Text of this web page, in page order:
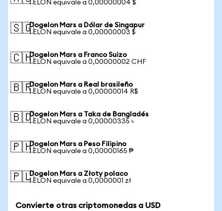
1 ELON equivale a 0,00000004 $
🇸🇬Dogelon Mars a Dólar de Singapur
1 ELON equivale a 0,00000003 $
🇨🇭Dogelon Mars a Franco Suizo
1 ELON equivale a 0,00000002 CHF
🇧🇷Dogelon Mars a Real brasileño
1 ELON equivale a 0,00000014 R$
🇧🇩Dogelon Mars a Taka de Bangladés
1 ELON equivale a 0,00000335 ৳
🇵🇭Dogelon Mars a Peso Filipino
1 ELON equivale a 0,00000165 ₱
🇵🇱Dogelon Mars a Złoty polaco
1 ELON equivale a 0,0000001 zł
Convierte otras criptomonedas a USD